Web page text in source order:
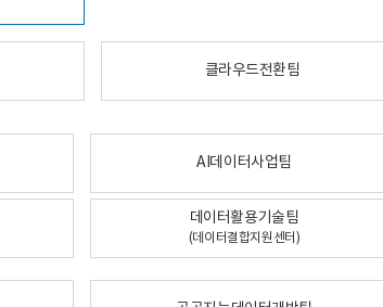
클라우드전환팀
AI데이터사업팀
데이터활용기술팀
(데이터결합지원센터)